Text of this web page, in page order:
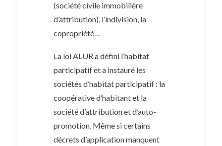
(société civile immobilière
d’attribution), l’indivision, la
copropriété…
La loi ALUR a défini l’habitat
participatif et a instauré les
sociétés d’habitat participatif : la
coopérative d’habitant et la
société d’attribution et d’auto-
promotion. Même si certains
décrets d’application manquent